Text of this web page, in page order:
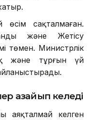
өсім сақталмаған.
және Жетісу
төмен. Министрлік
және тұрғын үй
азайып келеді
аяқталмай келген